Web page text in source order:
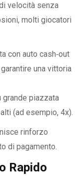
velocità senza
molti giocatori
con auto cash‑out
una vittoria
grande piazzata
(ad esempio, 4x).
rinforzo
di pagamento.
Rapido